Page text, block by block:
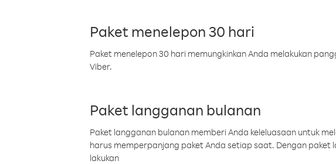
Paket menelepon 30 hari
Paket menelepon 30 hari memungkinkan Anda melakukan
Viber.
Paket langganan bulanan
Paket langganan bulanan memberi Anda keleluasaan untuk
harus memperpanjang paket Anda setiap saat. Dengan
lakukan